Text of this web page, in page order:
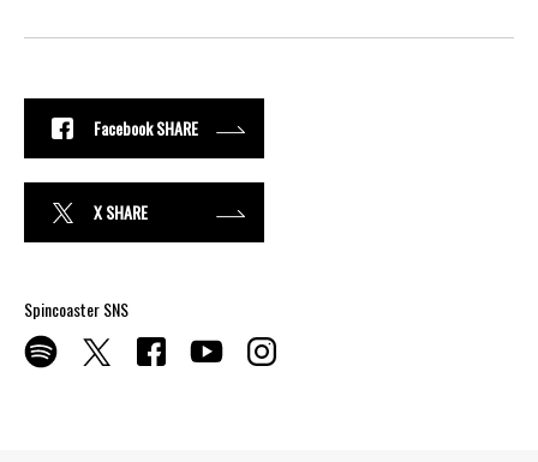
Facebook SHARE
X SHARE
Spincoaster SNS